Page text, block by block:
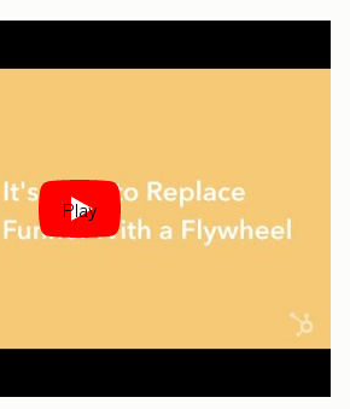
Play